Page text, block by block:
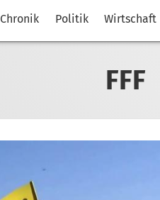
Chronik Politik Wirtschaft
FFF